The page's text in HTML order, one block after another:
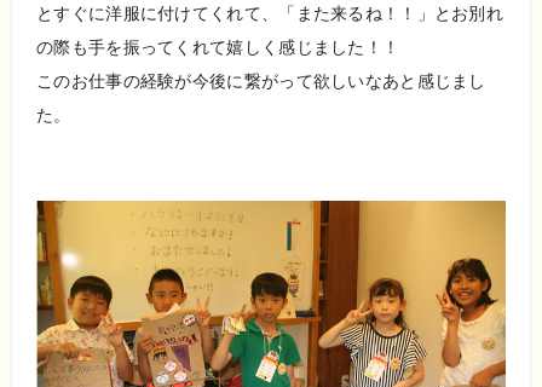
とすぐに洋服に付けてくれて、「また来るね！！」とお別れ
の際も手を振ってくれて嬉しく感じました！！
このお仕事の経験が今後に繋がって欲しいなあと感じまし
た。